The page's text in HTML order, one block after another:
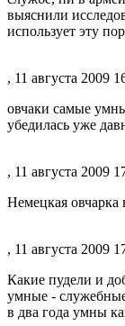
выяснили
использует эту
, 11 августа 2009
овчаки самые
убедилась уже
, 11 августа 2009
Немецкая овчарка
, 11 августа 2009
Какие пудели и
умные -
в два года умны